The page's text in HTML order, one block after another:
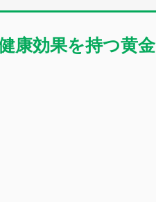
康効果を持つ黄